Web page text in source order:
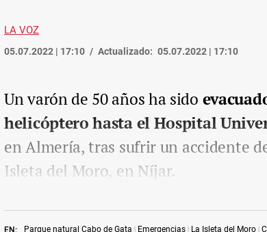
LA VOZ
05.07.2022 | 17:10 Actualizado: 05.07.2022 | 17:10
EN: Parque natural Cabo de Gata Emergencias La Isleta del Moro
Un varón de 50 años ha sido
helicóptero hasta el Hospital
en Almería, tras sufrir un accidente
Isleta del Moro, en Níjar.